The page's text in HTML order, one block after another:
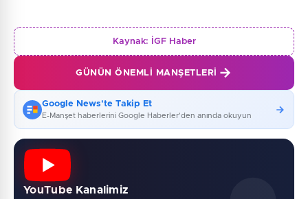
Kaynak: İGF Haber
GÜNÜN ÖNEMLI MANŞETLERI
Google News'te Takip Et
E-Manşet haberlerini Google Haberler'den anında okuyun
YouTube Kanalimiz